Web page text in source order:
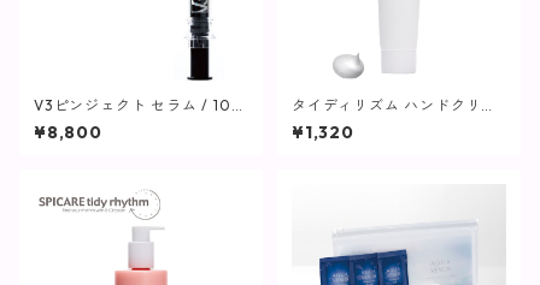
V3ピンジェクト セラム / 10m
l【SPICARE】
¥8,800
タイディリズム ハンドクリー
ム / 75ml【SPICARE】
¥1,320